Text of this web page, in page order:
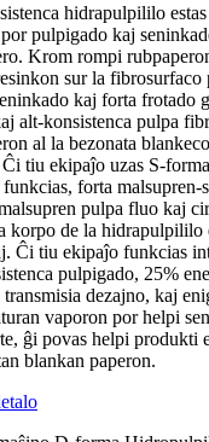
hidrapulpililo estas
pulpigado kaj
Krom rompi
sur la fibrosurfaco
kaj forta frotado
alt-konsistenca pulpa
al la bezonata
tiu ekipaĵo uzas S-
forta malsupren-
pulpa fluo kaj
korpo de la hidrapulpililo
Ĉi tiu ekipaĵo funkcias
pulpigado, 25%
transmisia dezajno, kaj
vaporon por helpi
ĝi povas helpi produkti
blankan paperon.